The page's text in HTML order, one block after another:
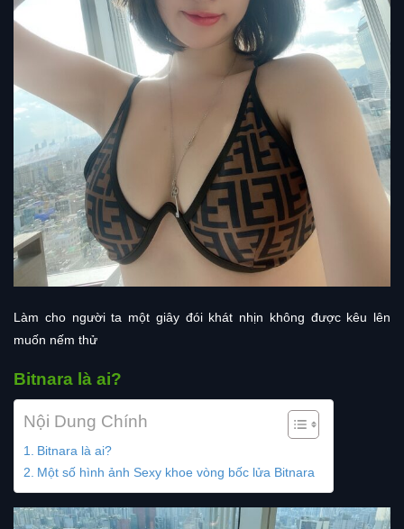
Làm cho người ta một giây đói khát nhịn không được kêu lên
muốn nếm thử
Bitnara là ai?
Nội Dung Chính
Bitnara là ai?
Một số hình ảnh Sexy khoe vòng bốc lửa Bitnara